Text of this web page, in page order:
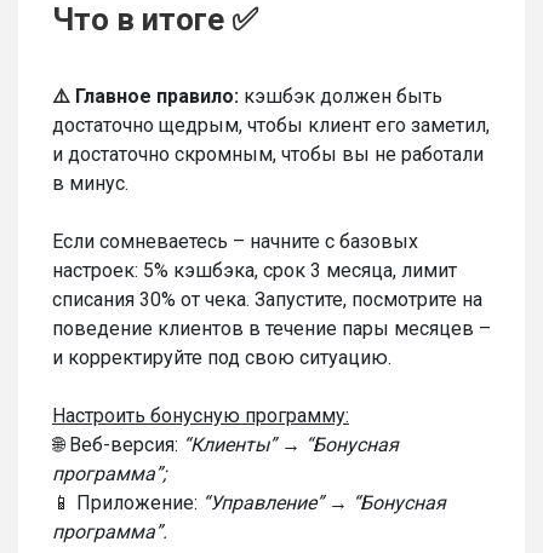
Что в итоге ✅
⚠️ Главное правило: кэшбэк должен быть
достаточно щедрым, чтобы клиент его заметил,
и достаточно скромным, чтобы вы не работали
в минус.
Если сомневаетесь – начните с базовых
настроек: 5% кэшбэка, срок 3 месяца, лимит
списания 30% от чека. Запустите, посмотрите на
поведение клиентов в течение пары месяцев –
и корректируйте под свою ситуацию.
Настроить бонусную программу:
🌐 Веб-версия: “Клиенты” → “Бонусная
программа”;
📱 Приложение: “Управление” → “Бонусная
программа”.